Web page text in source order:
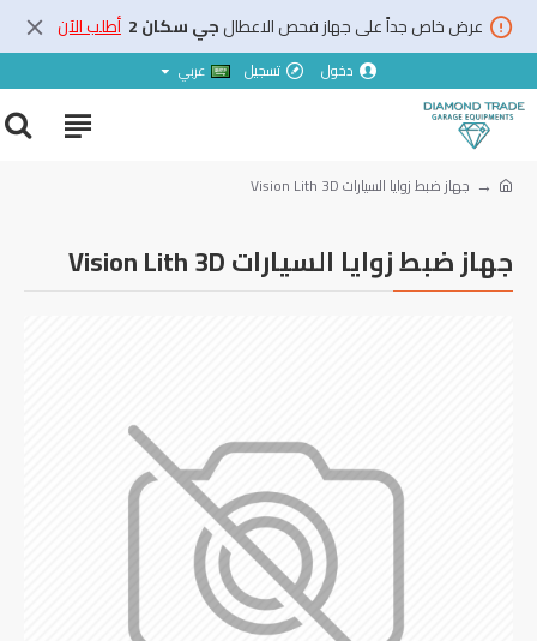
عرض خاص جداً على جهاز فحص الاعطالجي سكان 2 أطلب الآن
دخول تسجيل عربي
جهاز ضبط زوايا السيارات Vision Lith 3D
جهاز ضبط زوايا السيارات Vision Lith 3D